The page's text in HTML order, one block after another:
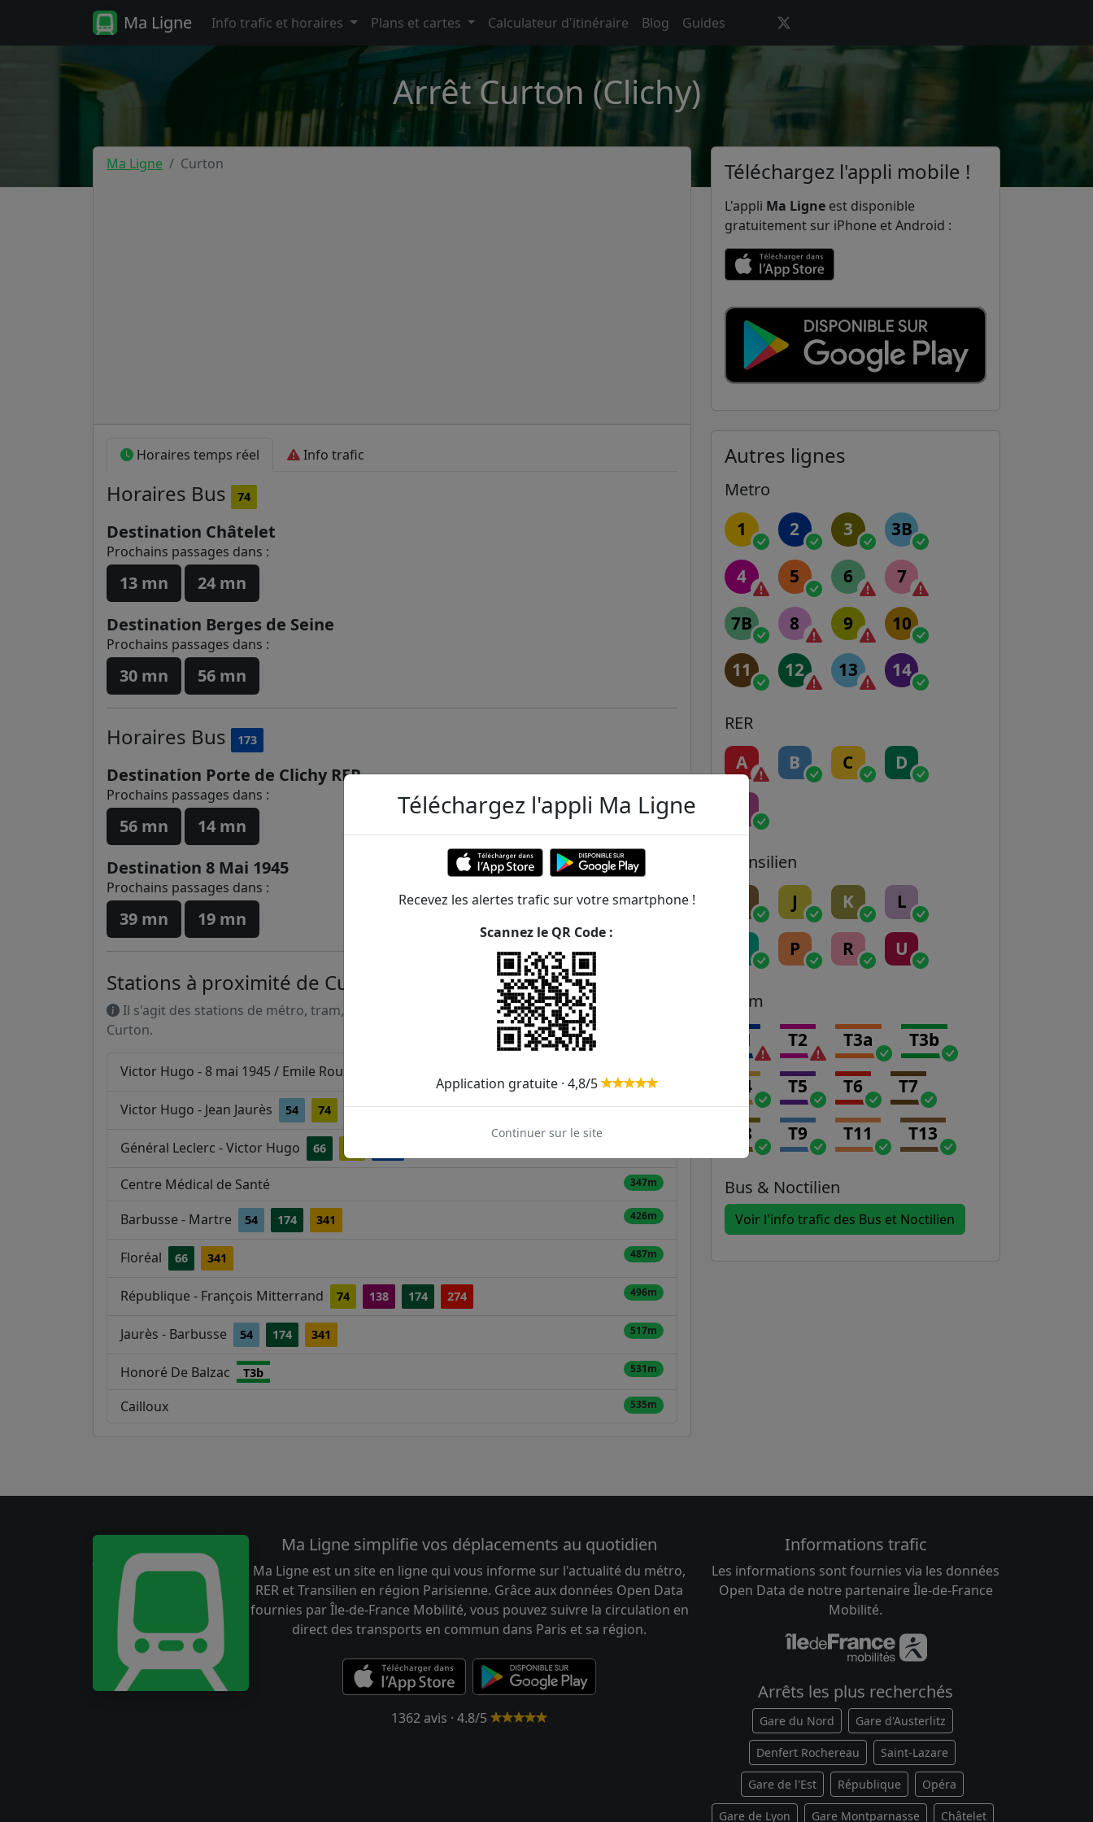
Ma Ligne Info trafic et horaires Plans et cartes Calculateur d'itinéraire Blog Guides
Arrêt Curton (Clichy)
Ma Ligne Curton
Horaires temps réel Info trafic
Horaires Bus 74
Destination Châtelet
Prochains passages dans :
13 mn
24 mn
Destination Berges de Seine
Prochains passages dans :
30 mn 56 mn
Horaires Bus 173
Destination Porte de Clichy RER
Prochains passages dans :
56 mn
14 mn
Destination 8 Mai 1945
Prochains passages dans :
39 mn 19 mn
Stations à proximité de Curton
Il s'agit des stations de métro, tram, RER et transilien situées à moins de 1km de la gare
Curton.
Victor Hugo - 8 mai 1945 / Emile Roux
Victor Hugo - Jean Jaurès 54 74 173 234m
Général Leclerc - Victor Hugo 66
Centre Médical de Santé 347m
Barbusse - Martre 54 174 341 426m
Floréal 66 341 487m
République - François Mitterrand 74 138 174 274 496m
Jaurès - Barbusse 54 174 341 517m
Honoré De Balzac T3b 531m
Cailloux 535m
Téléchargez l'appli mobile !
L'appli Ma Ligne est disponible
gratuitement sur iPhone et Android :
Autres lignes
Metro
1 2 3 3B
4 5 6 7
7B 8 9 10
11 12 13 14
RER
A B C D
Transilien
J K L
P R U
Tram
T1 T2 T3a T3b
T4 T5 T6 T7
T8 T9 T11 T13
Bus & Noctilien
Voir l'info trafic des Bus et Noctilien
Ma Ligne simplifie vos déplacements au quotidien
Ma Ligne est un site en ligne qui vous informe sur l'actualité du métro,
RER et Transilien en région Parisienne. Grâce aux données Open Data
fournies par Île-de-France Mobilité, vous pouvez suivre la circulation en
direct des transports en commun dans Paris et sa région.
1362 avis · 4.8/5
Informations trafic
Les informations sont fournies via les données
Open Data de notre partenaire Île-de-France
Mobilité.
Arrêts les plus recherchés
Gare du Nord Gare d'Austerlitz
Denfert Rochereau Saint-Lazare
Gare de l'Est République Opéra
Gare de Lyon Gare Montparnasse Châtelet
Téléchargez l'appli Ma Ligne
Recevez les alertes trafic sur votre smartphone !
Scannez le QR Code :
Application gratuite · 4,8/5
Continuer sur le site